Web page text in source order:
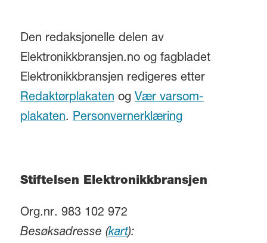
Den redaksjonelle delen av
Elektronikkbransjen.no og fagbladet
Elektronikkbransjen redigeres etter
Redaktørplakatenog Vær varsom-
plakaten. Personvernerklæring
Stiftelsen Elektronikkbransjen
Org.nr. 983 102 972
Besøksadresse (kart):